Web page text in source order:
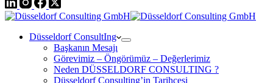
Düsseldorf ConsultIng
Başkanın Mesajı
Görevimiz – Öngörümüz – Değerlerimiz
Neden DÜSSELDORF CONSULTING ?
Düsseldorf Consulting’in Tarihçesi